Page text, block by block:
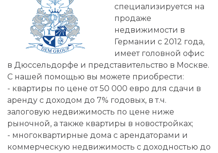
специализируется на
продаже
недвижимости в
Германии c 2012 года,
имеет головной офис
в Дюссельдорфе и представительство в Москве.
С нашей помощью вы можете приобрести:
- квартиры по цене от 50 000 евро для сдачи в
аренду с доходом до 7% годовых, в т.ч.
залоговую недвижимость по цене ниже
рыночной, а также квартиры в новостройках;
- многоквартирные дома с арендаторами и
коммерческую недвижимость с доходностью до